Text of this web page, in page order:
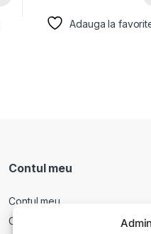
Adauga la
Contul meu
Contul meu
Comenzi